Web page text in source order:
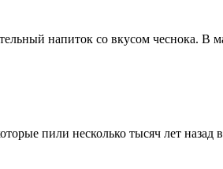
напиток со вкусом чеснока. В
пили несколько тысяч лет